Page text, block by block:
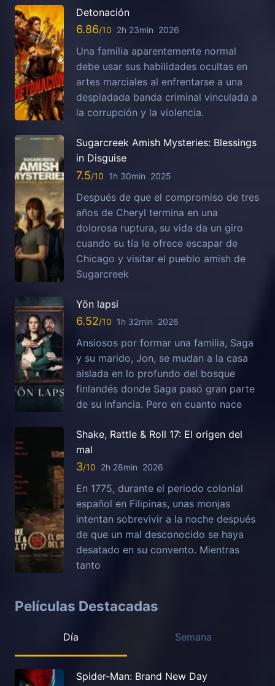
Detonación
6.86 2h 23min 2026
Una familia aparentemente normal
debe usar sus habilidades ocultas en
artes marciales al enfrentarse a una
despiadada banda criminal vinculada a
la corrupción y la violencia.
Sugarcreek Amish Mysteries: Blessings
in Disguise
7.5 1h 30min 2025
Después de que el compromiso de tres
años de Cheryl termina en una
dolorosa ruptura, su vida da un giro
cuando su tía le ofrece escapar de
Chicago y visitar el pueblo amish de
Sugarcreek
Yön lapsi
6.52 1h 32min 2026
Ansiosos por formar una familia, Saga
y su marido, Jon, se mudan a la casa
aislada en lo profundo del bosque
finlandés donde Saga pasó gran parte
de su infancia. Pero en cuanto nace
Shake, Rattle & Roll 17: El origen del
mal
3 2h 28min 2026
En 1775, durante el periodo colonial
español en Filipinas, unas monjas
intentan sobrevivir a la noche después
de que un mal desconocido se haya
desatado en su convento. Mientras
tanto
Películas Destacadas
Día Semana
Spider-Man: Brand New Day